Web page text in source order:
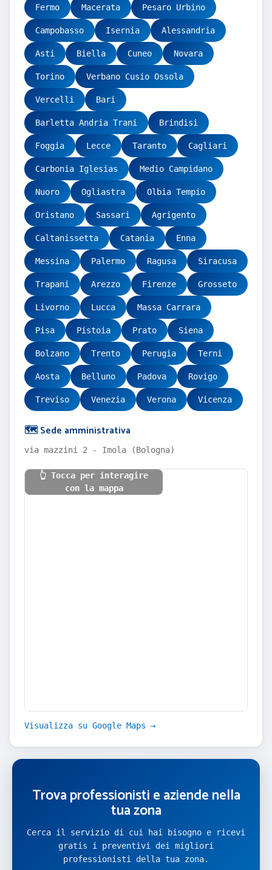
Fermo Macerata Pesaro Urbino
Campobasso Isernia Alessandria
Asti Biella Cuneo Novara
Torino Verbano Cusio Ossola
Vercelli Bari
Barletta Andria Trani Brindisi
Foggia Lecce Taranto Cagliari
Carbonia Iglesias Medio Campidano
Nuoro Ogliastra Olbia Tempio
Oristano Sassari Agrigento
Caltanissetta Catania Enna
Messina Palermo Ragusa Siracusa
Trapani Arezzo Firenze Grosseto
Livorno Lucca Massa Carrara
Pisa Pistoia Prato Siena
Bolzano Trento Perugia Terni
Aosta Belluno Padova Rovigo
Treviso Venezia Verona Vicenza
🗺️ Sede amministrativa
via mazzini 2 - Imola (Bologna)
👆 Tocca per interagire
con la mappa
Visualizza su Google Maps →
Trova professionisti e aziende nella
tua zona
Cerca il servizio di cui hai bisogno e ricevi
gratis i preventivi dei migliori
professionisti della tua zona.